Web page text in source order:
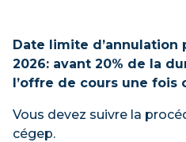
Date limite d’annulation
2026: avant 20% de la
l’offre de cours une fois
Vous devez suivre la
cégep.